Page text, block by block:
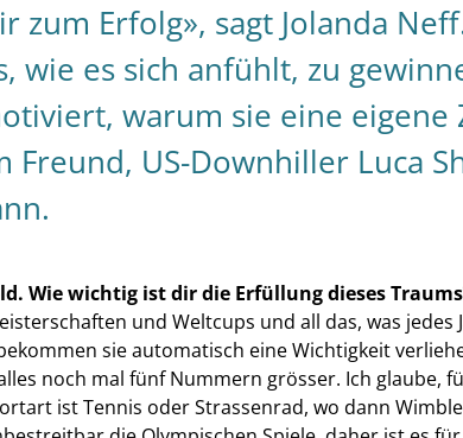
Erfolg», sagt Jolanda
wie es sich anfühlt, zu
warum sie eine eigene
US-Downhiller Luca
Wie wichtig ist dir die Erfüllung dieses
und Weltcups und all das, was jedes
sie automatisch eine Wichtigkeit
noch mal fünf Nummern grösser. Ich glaube,
ist Tennis oder Strassenrad, wo dann